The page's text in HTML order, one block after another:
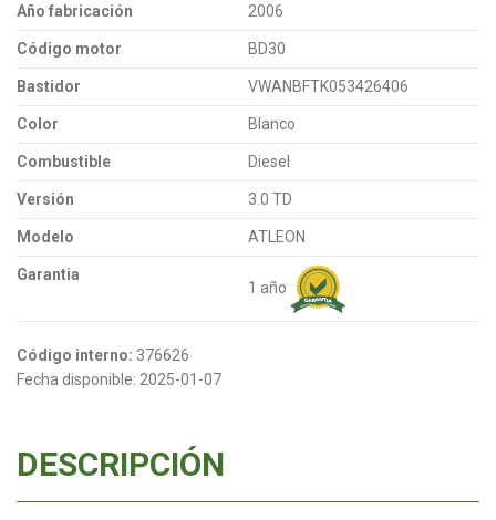
Año fabricación 2006
Código motor BD30
Bastidor VWANBFTK053426406
Color Blanco
Combustible Diesel
Versión 3.0 TD
Modelo ATLEON
Garantia
1 año
Código interno: 376626
Fecha disponible: 2025-01-07
DESCRIPCIÓN